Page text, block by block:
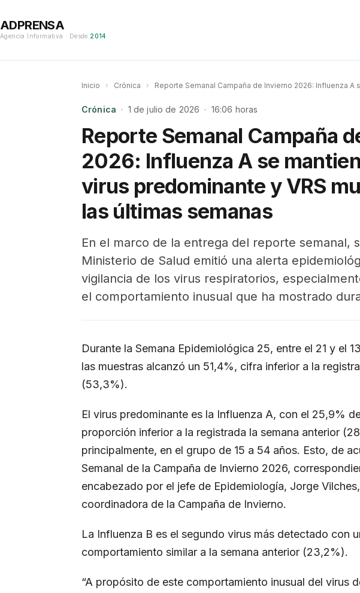
ADPRENSA
Agencia Informativa · Desde 2014
Inicio › Crónica › Reporte Semanal Campaña de Invierno 2026: Influenza
Crónica · 1 de julio de 2026 · 16:06 horas
Reporte Semanal Campaña
2026: Influenza A se
virus predominante y VRS
las últimas semanas
En el marco de la entrega del reporte semanal,
Ministerio de Salud emitió una alerta
vigilancia de los virus respiratorios,
el comportamiento inusual que ha mostrado
Durante la Semana Epidemiológica 25, entre el 21 y el
las muestras alcanzó un 51,4%, cifra inferior a la
(53,3%).
El virus predominante es la Influenza A, con el 25,9%
proporción inferior a la registrada la semana anterior
principalmente, en el grupo de 15 a 54 años. Esto, de
Semanal de la Campaña de Invierno 2026,
encabezado por el jefe de Epidemiología, Jorge
coordinadora de la Campaña de Invierno.
La Influenza B es el segundo virus más detectado con
comportamiento similar a la semana anterior (23,2%).
“A propósito de este comportamiento inusual del virus